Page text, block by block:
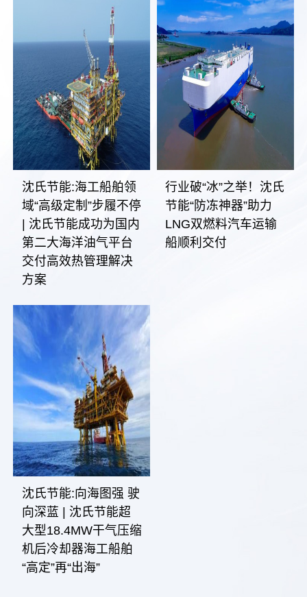
沈氏节能:海工船舶领
域“高级定制”步履不停
| 沈氏节能成功为国内
第二大海洋油气平台
交付高效热管理解决
方案
行业破“冰”之举！沈氏
节能“防冻神器”助力
LNG双燃料汽车运输
船顺利交付
沈氏节能:向海图强 驶
向深蓝 | 沈氏节能超
大型18.4MW干气压缩
机后冷却器海工船舶
“高定”再“出海”